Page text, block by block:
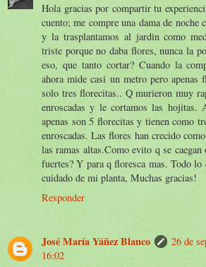
Hola gracias por compartir tu
cuento; me compre una dama de noche
y la trasplantamos al jardin como
triste porque no daba flores, nunca la
eso, que tanto cortar? Cuando la
ahora mide casi un metro pero apenas
solo tres florecitas.. Q murieron muy
enroscadas y le cortamos las hojitas.
apenas son 5 florecitas y tienen como
enroscadas. Las flores han crecido
las ramas altas.Como evito q se caegan
fuertes? Y para q floresca mas. Todo lo
cuidado de mi planta, Muchas gracias!
Responder
José María Yáñez Blanco
26 de
16:02